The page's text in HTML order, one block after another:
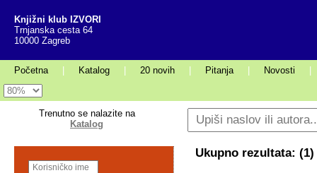
Knjižni klub IZVORI
Trnjanska cesta 64
10000 Zagreb
Početna Katalog 20 novih Pitanja Novosti
Trenutno se nalazite na
Katalog
Ukupno rezultata: (1)